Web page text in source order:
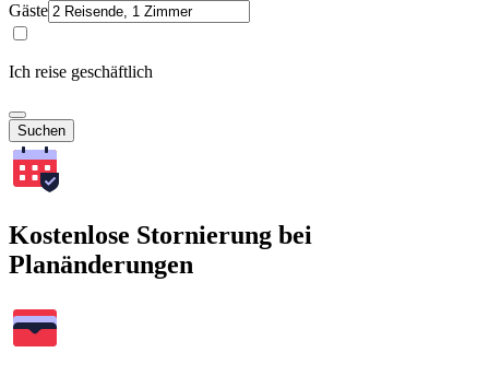
Gäste
Ich reise geschäftlich
Suchen
Kostenlose Stornierung bei
Planänderungen